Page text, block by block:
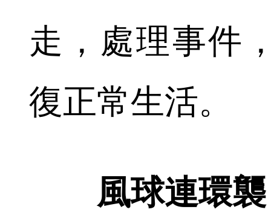
走，處理事件
復正常生活。
風球連環襲